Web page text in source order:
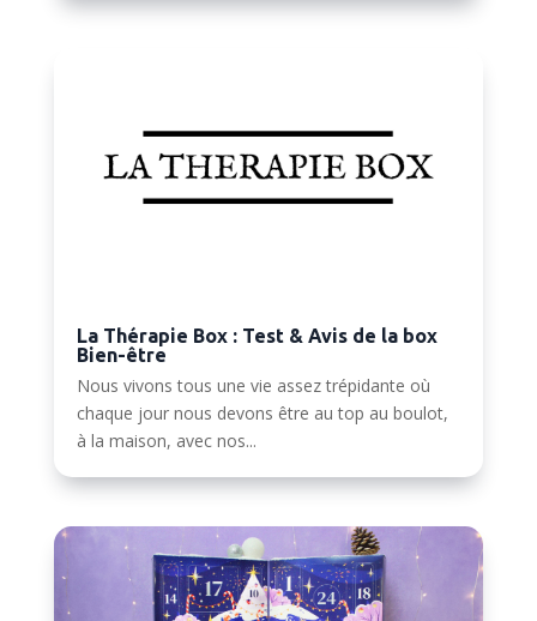
La Thérapie Box : Test & Avis de la box
Bien-être
Nous vivons tous une vie assez trépidante où
chaque jour nous devons être au top au boulot,
à la maison, avec nos...